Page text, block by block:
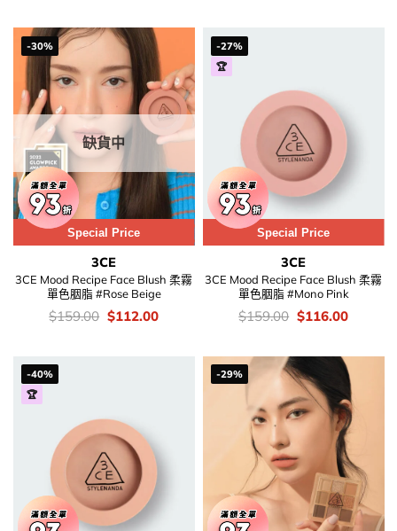
$159.00.$116.00.
-30%
Special Price
缺貨中
3CE
3CE Mood Recipe Face Blush 柔霧
單色胭脂 #Rose Beige
價
錢：
$159.00 Original
price
$112.00Current
$112.00.
-27%
🏆
Special Price
3CE
3CE Mood Recipe Face Blush 柔霧
單色胭脂 #Mono Pink
價
錢：
$159.00 Original
price
$159.00.
$116.00Current
-40%
🏆
-29%